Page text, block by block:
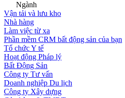
Ngành
Vận tải và lưu kho
Nhà hàng
Làm việc từ xa
Phần mềm CRM bất động sản của bạn
Tổ chức Y tế
Hoạt động Pháp lý
Bất Động Sản
Công ty Tư vấn
Doanh nghiệp Du lịch
Công ty Xây dựng